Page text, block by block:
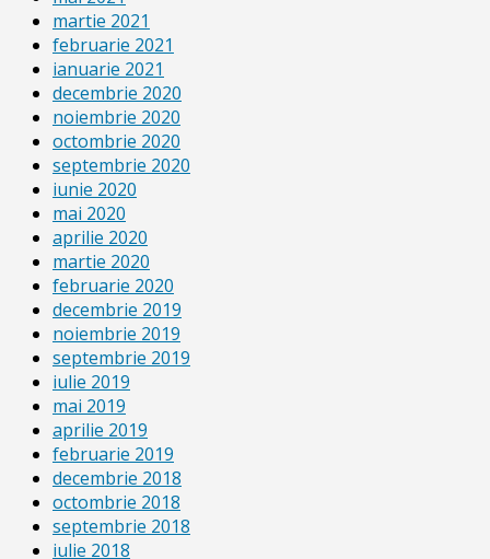
martie 2021
februarie 2021
ianuarie 2021
decembrie 2020
noiembrie 2020
octombrie 2020
septembrie 2020
iunie 2020
mai 2020
aprilie 2020
martie 2020
februarie 2020
decembrie 2019
noiembrie 2019
septembrie 2019
iulie 2019
mai 2019
aprilie 2019
februarie 2019
decembrie 2018
octombrie 2018
septembrie 2018
iulie 2018